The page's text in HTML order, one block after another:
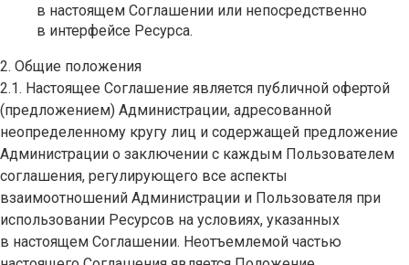
в настоящем Соглашении или непосредственно
в интерфейсе Ресурса.
2. Общие положения
2.1. Настоящее Соглашение является публичной офертой
(предложением) Администрации, адресованной
неопределенному кругу лиц и содержащей предложение
Администрации о заключении с каждым Пользователем
соглашения, регулирующего все аспекты
взаимоотношений Администрации и Пользователя при
использовании Ресурсов на условиях, указанных
в настоящем Соглашении. Неотъемлемой частью